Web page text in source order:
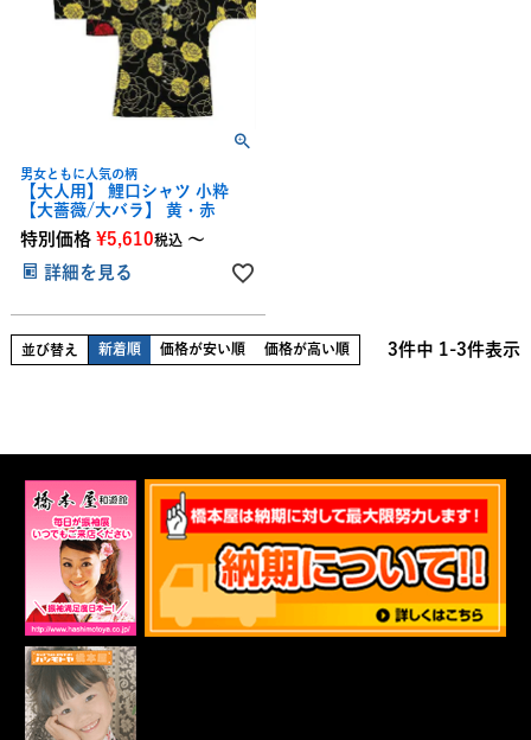
男女ともに人気の柄
【大人用】 鯉口シャツ 小粋
【大薔薇/大バラ】 黄・赤
特別価格 ¥5,610税込 〜
詳細を見る
並び替え 新着順 価格が安い順 価格が高い順 3件中 1 -3件表示